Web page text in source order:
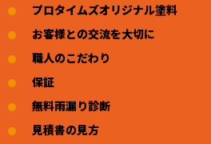
プロタイムズオリジナル塗料
お客様との交流を大切に
職人のこだわり
保証
無料雨漏り診断
見積書の見方